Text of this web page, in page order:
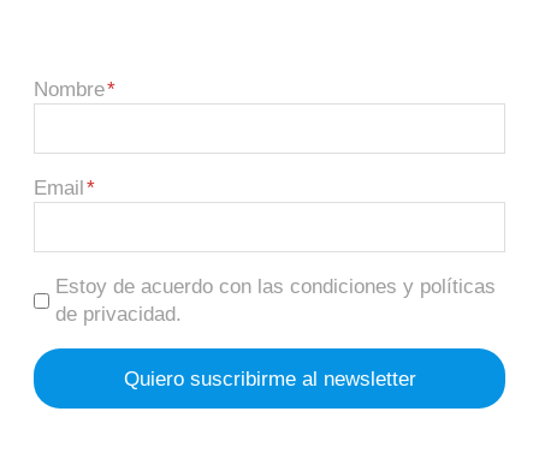
Nombre
Email
Estoy de acuerdo con las condiciones y políticas
de privacidad.